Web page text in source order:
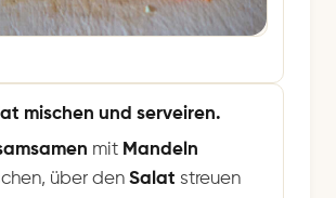
mischen und serveiren.
mit Mandeln
über den Salat streuen